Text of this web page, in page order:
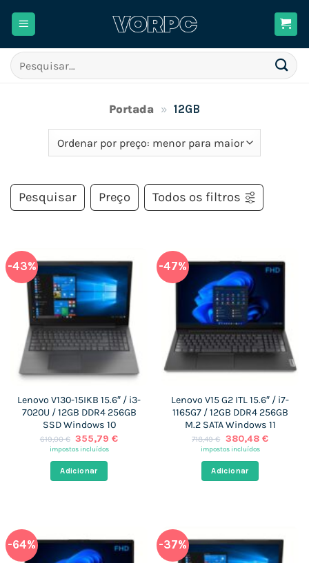
Pesquisar
por:
Portada » 12GB
Pesquisar Preço Todos os filtros
-43%
Lenovo V130-15IKB 15.6″ / i3-
7020U / 12GB DDR4 256GB
SSD Windows 10
619,00€ O
preço
era:
619,00 €.
355,79€O
impostos incluídos
Adicionar
-47%
Lenovo V15 G2 ITL 15.6″ / i7-
1165G7 / 12GB DDR4 256GB
M.2 SATA Windows 11
718,49€ O
preço
era:
718,49 €.
380,48 €O
impostos incluídos
Adicionar
-64% -37%